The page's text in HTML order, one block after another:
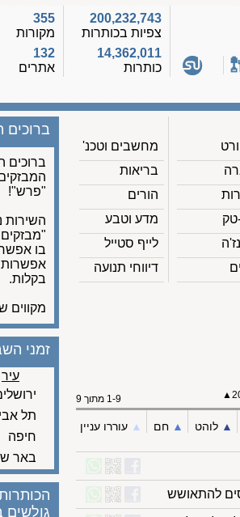
200,232,743
צפיות בכותרות
14,362,011
כותרות
355
מקורות
132
אתרים
מחשבים וטכנ'
בריאות
הורים
מדע וטבע
לייף סטייל
דיווחי תנועה
ברוכים
ברוכים
המבזקים
"פרש"!
השירות
בו
אפשרות
בקלות.
מקווים
לוהט ▲︎ חם ▲︎ עוררו עניין
להתאושש
זמני השבת
עיר
ירושלים
תל אביב
חיפה
באר שבע
הכותרות
גולשים